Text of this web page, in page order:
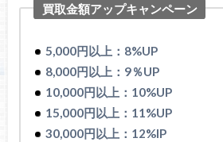
買取金額アップキャンペーン
5,000円以上：8%UP
8,000円以上：9％UP
10,000円以上：10%UP
15,000円以上：11%UP
30,000円以上：12%IP